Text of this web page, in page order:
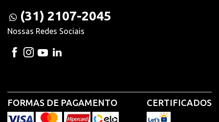
(31) 2107-2045
Nossas Redes Sociais
FORMAS DE PAGAMENTO CERTIFICADOS